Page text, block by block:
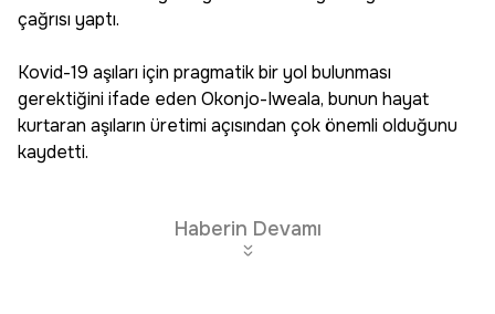
çağrısı yaptı.
Kovid-19 aşıları için pragmatik bir yol bulunması
gerektiğini ifade eden Okonjo-Iweala, bunun hayat
kurtaran aşıların üretimi açısından çok önemli olduğunu
kaydetti.
Haberin Devamı